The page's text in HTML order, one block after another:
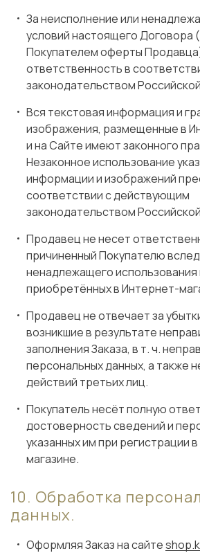
За неисполнение или
условий настоящего Договора
Покупателем оферты
ответственность в
законодательством
Вся текстовая информация и
изображения, размещенные в
и на Сайте имеют законного
Незаконное использование
информации и изображений
соответствии с действующим
законодательством
Продавец не несет
причиненный Покупателю
ненадлежащего использования
приобретённых в Интернет-
Продавец не отвечает за
возникшие в результате
заполнения Заказа, в т. ч.
персональных данных, а также
действий третьих лиц.
Покупатель несёт полную
достоверность сведений и
указанных им при регистрации
магазине.
Обработка
данных.
Оформляя Заказ на сайте